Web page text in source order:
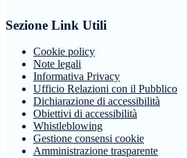
Sezione Link Utili
Cookie policy
Note legali
Informativa Privacy
Ufficio Relazioni con il Pubblico
Dichiarazione di accessibilità
Obiettivi di accessibilità
Whistleblowing
Gestione consensi cookie
Amministrazione trasparente